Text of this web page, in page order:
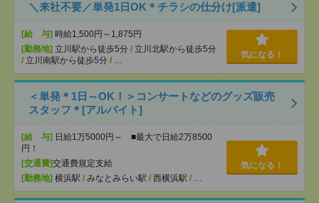
＼来社不要／単発1日OK＊チラシの仕分け[派遣]
[給 与] 時給1,500円～1,875円
[勤務地] 立川駅から徒歩5分 / 立川北駅から徒歩5分
/ 立川南駅から徒歩5分 / …
気になる！
＜単発＊1日～OK！＞コンサートなどのグッズ販売
スタッフ＊[アルバイト]
[給 与] 日給1万5000円～ ■最大で日給2万8500
円！
[交通費]交通費規定支給
[勤務地] 横浜駅 / みなとみらい駅 / 西横浜駅 / …
気になる！